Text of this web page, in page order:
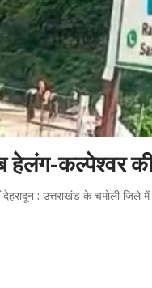
कल्पेश्वर की
: उत्तराखंड के चमोली